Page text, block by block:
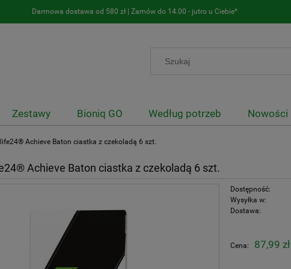
Darmowa dostawa od 580 zł | Zamów do 14.00 - jutro u Ciebie*
Zestawy Bioniq GO Według potrzeb Nowości
Achieve Baton ciastka z czekoladą 6 szt.
Achieve Baton ciastka z czekoladą 6 szt.
Dostępność:
Wysyłka w:
Dostawa:
12,50 zł
Cena: 87,99 zł